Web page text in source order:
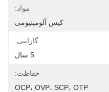
مواد:
کیس آلومینیومی
گارانتی:
5 سال
حفاظت:
OCP، OVP، SCP، OTP